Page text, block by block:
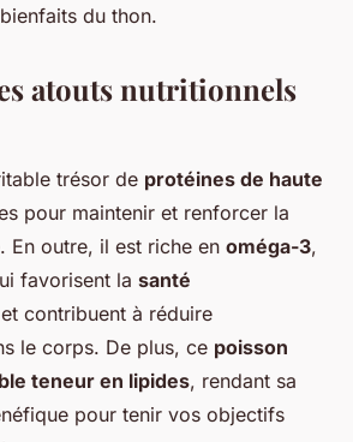
•1 min de lecture
du thon.
atouts nutritionnels
trésor de protéines de haute
pour maintenir et renforcer la
En outre, il est riche en oméga-3,
favorisent la santé
et contribuent à réduire
le corps. De plus, ce poisson
teneur en lipides, rendant sa
pour tenir vos objectifs